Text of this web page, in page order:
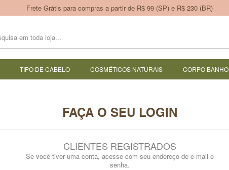
Frete Grátis para compras a partir de R$ 99 (SP) e R$ 230 (BR)
TIPO DE CABELO COSMÉTICOS NATURAIS CORPO BANHO
FAÇA O SEU LOGIN
CLIENTES REGISTRADOS
Se você tiver uma conta, acesse com seu endereço de e-mail e
senha.